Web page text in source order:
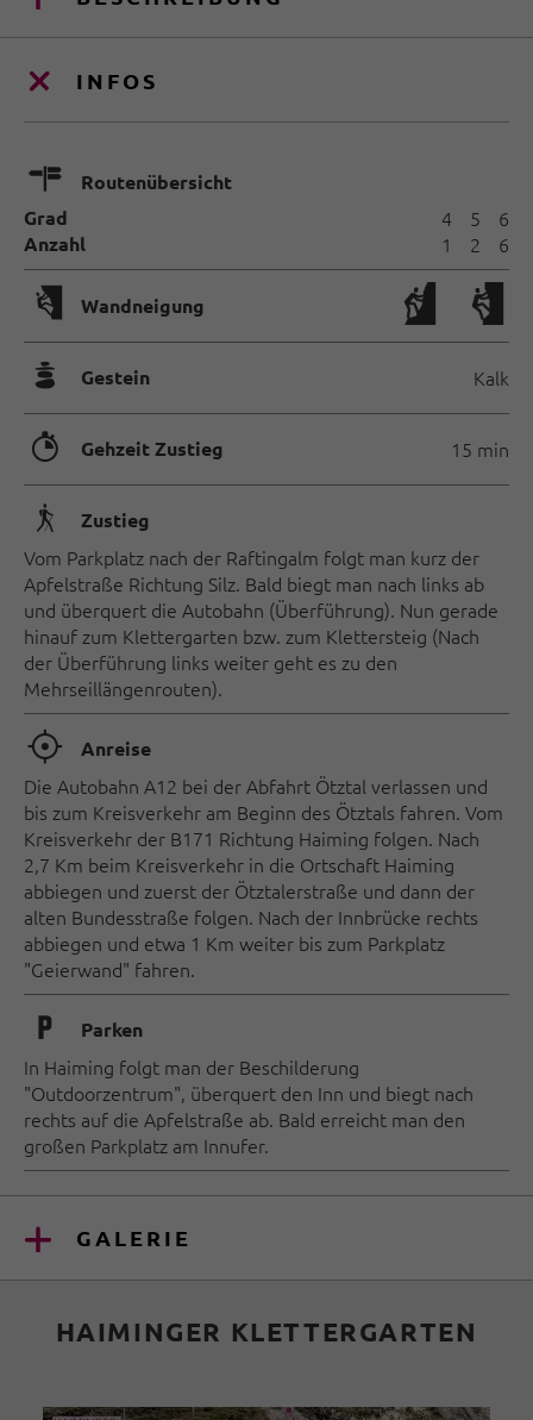
INFOS
🍫
Routenübersicht
Grad
Anzahl
4
1
5
2
6
6
🅩 Wandneigung
🞾 Gestein Kalk
🐲 Gehzeit Zustieg 15 min
🛬 Zustieg
Vom Parkplatz nach der Raftingalm folgt man kurz der
Apfelstraße Richtung Silz. Bald biegt man nach links ab
und überquert die Autobahn (Überführung). Nun gerade
hinauf zum Klettergarten bzw. zum Klettersteig (Nach
der Überführung links weiter geht es zu den
Mehrseillängenrouten).
🞞 Anreise
Die Autobahn A12 bei der Abfahrt Ötztal verlassen und
bis zum Kreisverkehr am Beginn des Ötztals fahren. Vom
Kreisverkehr der B171 Richtung Haiming folgen. Nach
2,7 Km beim Kreisverkehr in die Ortschaft Haiming
abbiegen und zuerst der Ötztalerstraße und dann der
alten Bundesstraße folgen. Nach der Innbrücke rechts
abbiegen und etwa 1 Km weiter bis zum Parkplatz
"Geierwand" fahren.
🐈 Parken
In Haiming folgt man der Beschilderung
"Outdoorzentrum", überquert den Inn und biegt nach
rechts auf die Apfelstraße ab. Bald erreicht man den
großen Parkplatz am Innufer.
GALERIE
HAIMINGER KLETTERGARTEN